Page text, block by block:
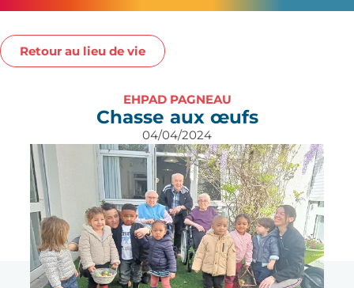
Retour au lieu de vie
EHPAD PAGNEAU
Chasse aux œufs
04/04/2024
En cette belle matinée printanière, les